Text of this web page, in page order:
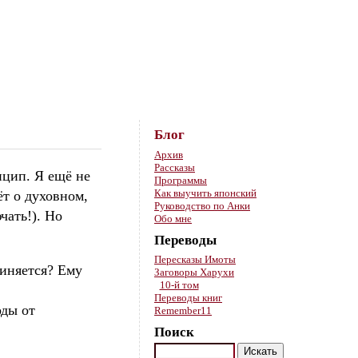
Я ещё не
о духовном,
Но
Ему
от
Блог
Архив
Рассказы
Программы
Как выучить японский
Руководство по Анки
Обо мне
Переводы
Пересказы Имоты
Заговоры Харухи
10-й том
Переводы книг
Remember11
Поиск